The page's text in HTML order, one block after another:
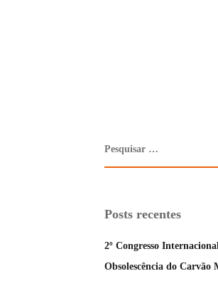
Posts recentes
2º Congresso
Obsolescência do